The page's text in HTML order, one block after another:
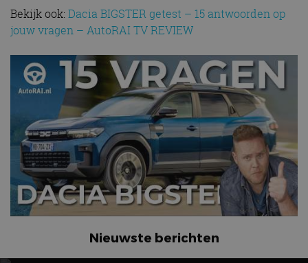
Bekijk ook: Dacia BIGSTER getest – 15 antwoorden op
jouw vragen – AutoRAI TV REVIEW
Nieuwste berichten